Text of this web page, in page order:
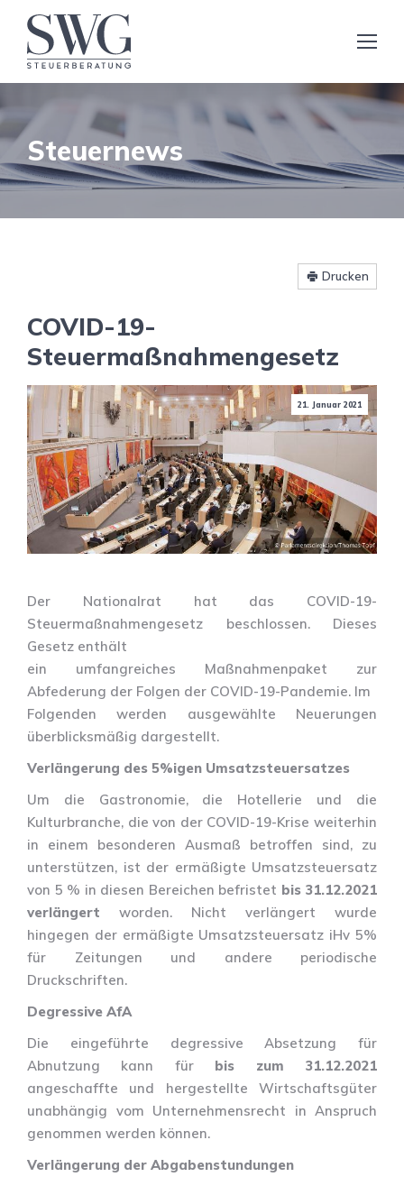
Steuernews
Drucken
COVID-19-
Steuermaßnahmengesetz
21. Januar 2021
Der Nationalrat hat das COVID-19-
Steuermaßnahmengesetz beschlossen. Dieses
Gesetz enthält
ein umfangreiches Maßnahmenpaket zur
Abfederung der Folgen der COVID-19-Pandemie. Im
Folgenden werden ausgewählte Neuerungen
überblicksmäßig dargestellt.
Verlängerung des 5%igen Umsatzsteuersatzes
Um die Gastronomie, die Hotellerie und die
Kulturbranche, die von der COVID-19-Krise weiterhin
in einem besonderen Ausmaß betroffen sind, zu
unterstützen, ist der ermäßigte Umsatzsteuersatz
von 5 % in diesen Bereichen befristet bis 31.12.2021
verlängert worden. Nicht verlängert wurde
hingegen der ermäßigte Umsatzsteuersatz iHv 5%
für Zeitungen und andere periodische
Druckschriften.
Degressive AfA
Die eingeführte degressive Absetzung für
Abnutzung kann für bis zum 31.12.2021
angeschaffte und hergestellte Wirtschaftsgüter
unabhängig vom Unternehmensrecht in Anspruch
genommen werden können.
Verlängerung der Abgabenstundungen